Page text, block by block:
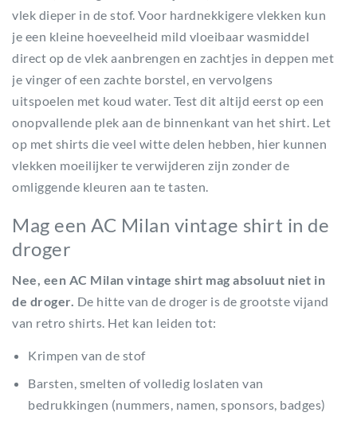
vlek dieper in de stof. Voor hardnekkigere vlekken kun
je een kleine hoeveelheid mild vloeibaar wasmiddel
direct op de vlek aanbrengen en zachtjes in deppen met
je vinger of een zachte borstel, en vervolgens
uitspoelen met koud water. Test dit altijd eerst op een
onopvallende plek aan de binnenkant van het shirt. Let
op met shirts die veel witte delen hebben, hier kunnen
vlekken moeilijker te verwijderen zijn zonder de
omliggende kleuren aan te tasten.
Mag een AC Milan vintage shirt in de
droger
Nee, een AC Milan vintage shirt mag absoluut niet in
de droger. De hitte van de droger is de grootste vijand
van retro shirts. Het kan leiden tot:
Krimpen van de stof
Barsten, smelten of volledig loslaten van
bedrukkingen (nummers, namen, sponsors, badges)